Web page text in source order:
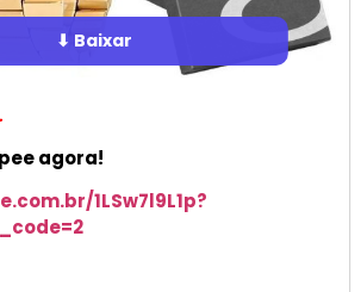
⬇ Baixar
agora!
1LSw7l9L1p?